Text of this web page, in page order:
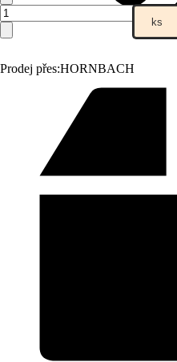
Prodej přes:HORNBACH
ks